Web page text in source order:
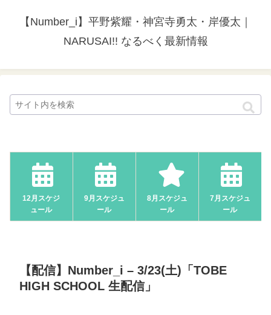
【Number_i】平野紫耀・神宮寺勇太・岸優太｜
NARUSAI!! なるべく最新情報
12月スケジ
ュール
9月スケジュ
ール
8月スケジュ
ール
7月スケジュ
ール
【配信】Number_i – 3/23(土)「TOBE
HIGH SCHOOL 生配信」